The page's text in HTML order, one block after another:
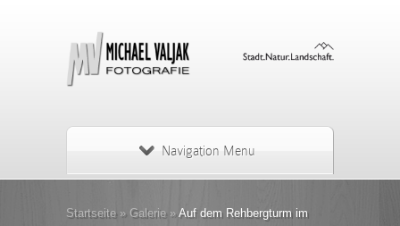
Navigation Menu
Startseite » Galerie » Auf dem Rehbergturm im